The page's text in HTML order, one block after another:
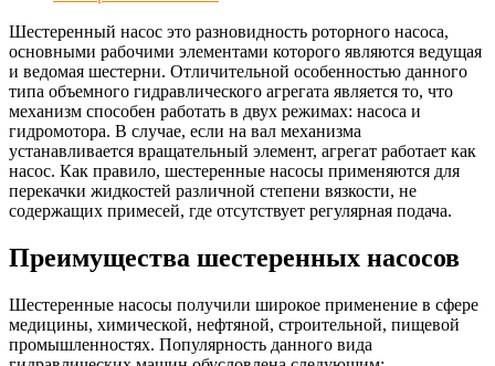
Шестеренный насос это разновидность роторного насоса,
основными рабочими элементами которого являются ведущая
и ведомая шестерни. Отличительной особенностью данного
типа объемного гидравлического агрегата является то, что
механизм способен работать в двух режимах: насоса и
гидромотора. В случае, если на вал механизма
устанавливается вращательный элемент, агрегат работает как
насос. Как правило, шестеренные насосы применяются для
перекачки жидкостей различной степени вязкости, не
содержащих примесей, где отсутствует регулярная подача.
Преимущества шестеренных насосов
Шестеренные насосы получили широкое применение в сфере
медицины, химической, нефтяной, строительной, пищевой
промышленностях. Популярность данного вида